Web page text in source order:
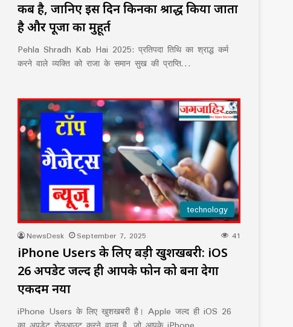
कब है, जानिए इस दिन किनका श्राद्ध किया जाता
है और पूजा का मुहूर्त
Pehla Shradh Kab Hai 2025: प्रतिपदा तिथि का श्राद्ध कर्म
करने वाले व्यक्ति को राजा के समान सुख की प्राप्ति…
technology
NewsDesk September 7, 2025 41
iPhone Users के लिए बड़ी खुशखबरी: iOS
26 अपडेट जल्द ही आपके फोन को बना देगा
एकदम नया
iPhone Users के लिए खुशखबरी है। Apple जल्द ही iOS 26